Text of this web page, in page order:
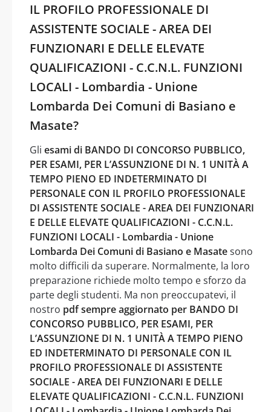
IL PROFILO PROFESSIONALE DI
ASSISTENTE SOCIALE - AREA DEI
FUNZIONARI E DELLE ELEVATE
QUALIFICAZIONI - C.C.N.L. FUNZIONI
LOCALI - Lombardia - Unione
Lombarda Dei Comuni di Basiano e
Masate?
Gli esami di BANDO DI CONCORSO PUBBLICO,
PER ESAMI, PER L’ASSUNZIONE DI N. 1 UNITÀ A
TEMPO PIENO ED INDETERMINATO DI
PERSONALE CON IL PROFILO PROFESSIONALE
DI ASSISTENTE SOCIALE - AREA DEI FUNZIONARI
E DELLE ELEVATE QUALIFICAZIONI - C.C.N.L.
FUNZIONI LOCALI - Lombardia - Unione
Lombarda Dei Comuni di Basiano e Masatesono
molto difficili da superare. Normalmente, la loro
preparazione richiede molto tempo e sforzo da
parte degli studenti. Ma non preoccupatevi, il
nostro pdf sempre aggiornato per BANDO DI
CONCORSO PUBBLICO, PER ESAMI, PER
L’ASSUNZIONE DI N. 1 UNITÀ A TEMPO PIENO
ED INDETERMINATO DI PERSONALE CON IL
PROFILO PROFESSIONALE DI ASSISTENTE
SOCIALE - AREA DEI FUNZIONARI E DELLE
ELEVATE QUALIFICAZIONI - C.C.N.L. FUNZIONI